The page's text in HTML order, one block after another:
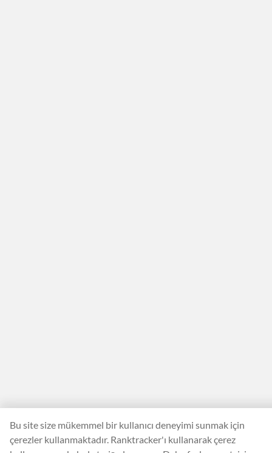
Bu site size mükemmel bir kullanıcı deneyimi sunmak için
çerezler kullanmaktadır. Ranktracker'ı kullanarak çerez